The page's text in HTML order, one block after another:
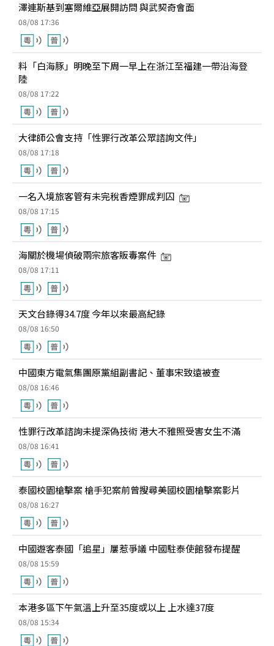
澤連斯基到塞爾維亞展開訪問 與武契奇會面
08/08 17:36
料「白海豚」明晚至下周一早上在浙江至福建一帶沿海登
陸
08/08 17:22
大律師公會支持「性罪行改革公眾諮詢文件」
08/08 17:18
一名入境旅客管有未完稅香煙罪成判囚
08/08 17:15
海關於機場偵破兩宗旅客販毒案件
08/08 17:11
天文台錄得34.7度 今年以來最高紀錄
08/08 16:50
中國東方電氣集團原黨組副書記、董事宋致遠被查
08/08 16:46
性罪行改革諮詢未提深偽技術 港大不雅照受害女生不滿
08/08 16:41
泰國校園槍擊案 槍手犯案前曾搜尋美國校園槍擊案影片
08/08 16:27
中國遊客泰國「追星」屢惹爭議 中國駐泰使館發布提醒
08/08 15:59
本港多區下午氣溫上升至35度或以上 上水達37度
08/08 15:34